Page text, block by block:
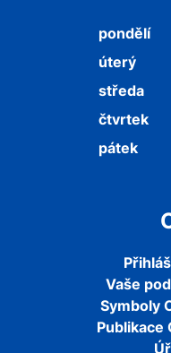
pondělí
úterý
středa
čtvrtek
pátek
Vaše
Symboly
Publikace